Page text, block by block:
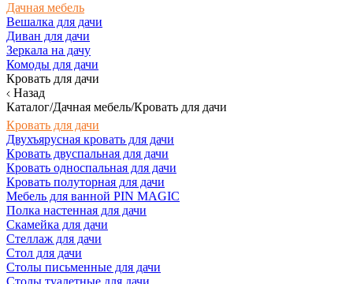
Дачная мебель
Вешалка для дачи
Диван для дачи
Зеркала на дачу
Комоды для дачи
Кровать для дачи
Назад
Каталог/Дачная мебель/Кровать для дачи
Кровать для дачи
Двухъярусная кровать для дачи
Кровать двуспальная для дачи
Кровать односпальная для дачи
Кровать полуторная для дачи
Мебель для ванной PIN MAGIC
Полка настенная для дачи
Скамейка для дачи
Стеллаж для дачи
Стол для дачи
Столы письменные для дачи
Столы туалетные для дачи